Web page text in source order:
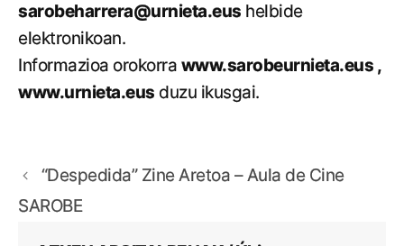
sarobeharrera@urnieta.eus helbide
elektronikoan.
Informazioa orokorra www.sarobeurnieta.eus ,
www.urnieta.eus duzu ikusgai.
“Despedida” Zine Aretoa – Aula de Cine
SAROBE